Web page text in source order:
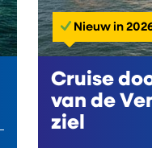
Nieuw in
Cruise
van de
ziel